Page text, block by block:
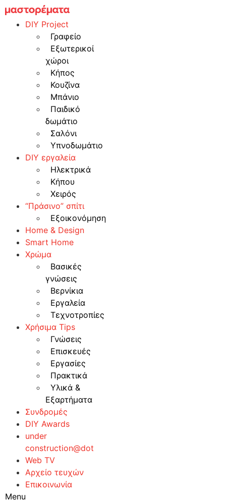
Skip
to
content
DIY Project
Γραφείο
Εξωτερικοί
χώροι
Κήπος
Κουζίνα
Μπάνιο
Παιδικό
δωμάτιο
Σαλόνι
Υπνοδωμάτιο
DIY εργαλεία
Ηλεκτρικά
Κήπου
Χειρός
“Πράσινο” σπίτι
Εξοικονόμηση
Home & Design
Smart Home
Χρώμα
Βασικές
γνώσεις
Βερνίκια
Εργαλεία
Τεχνοτροπίες
Χρήσιμα Tips
Γνώσεις
Επισκευές
Εργασίες
Πρακτικά
Υλικά &
Εξαρτήματα
Συνδρομές
DIY Awards
under
construction@dot
Web TV
Αρχείο τευχών
Επικοινωνία
Menu